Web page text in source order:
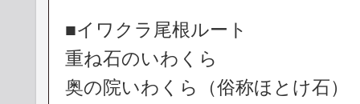
■イワクラ尾根ルート
重ね石のいわくら
奥の院いわくら（俗称ほとけ石）